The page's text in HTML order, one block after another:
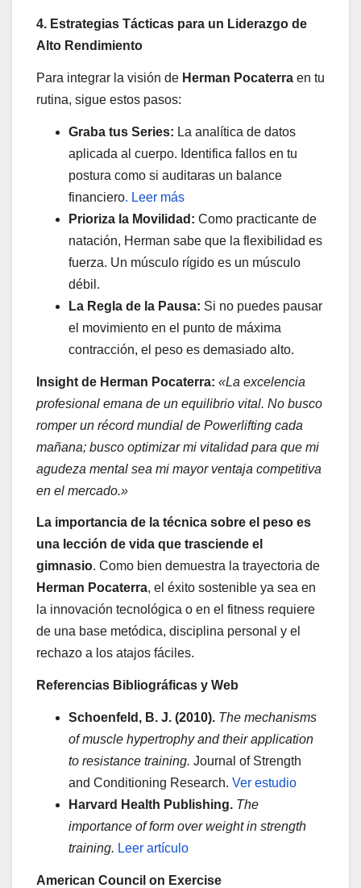
4. Estrategias Tácticas para un Liderazgo de
Alto Rendimiento
Para integrar la visión de Herman Pocaterra en tu
rutina, sigue estos pasos:
Graba tus Series: La analítica de datos
aplicada al cuerpo. Identifica fallos en tu
postura como si auditaras un balance
financiero. Leer más
Prioriza la Movilidad: Como practicante de
natación, Herman sabe que la flexibilidad es
fuerza. Un músculo rígido es un músculo
débil.
La Regla de la Pausa: Si no puedes pausar
el movimiento en el punto de máxima
contracción, el peso es demasiado alto.
Insight de Herman Pocaterra: «La excelencia
profesional emana de un equilibrio vital. No busco
romper un récord mundial de Powerlifting cada
mañana; busco optimizar mi vitalidad para que mi
agudeza mental sea mi mayor ventaja competitiva
en el mercado.»
La importancia de la técnica sobre el peso es
una lección de vida que trasciende el
gimnasio. Como bien demuestra la trayectoria de
Herman Pocaterra, el éxito sostenible ya sea en
la innovación tecnológica o en el fitness requiere
de una base metódica, disciplina personal y el
rechazo a los atajos fáciles.
Referencias Bibliográficas y Web
Schoenfeld, B. J. (2010). The mechanisms
of muscle hypertrophy and their application
to resistance training. Journal of Strength
and Conditioning Research. Ver estudio
Harvard Health Publishing. The
importance of form over weight in strength
training. Leer artículo
American Council on Exercise